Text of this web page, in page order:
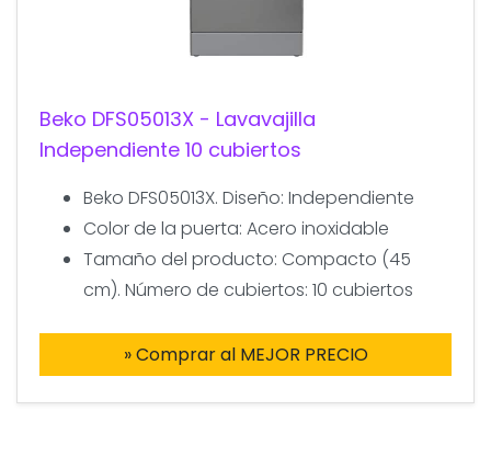
Beko DFS05013X - Lavavajilla
Independiente 10 cubiertos
Beko DFS05013X. Diseño: Independiente
Color de la puerta: Acero inoxidable
Tamaño del producto: Compacto (45
cm). Número de cubiertos: 10 cubiertos
» Comprar al MEJOR PRECIO